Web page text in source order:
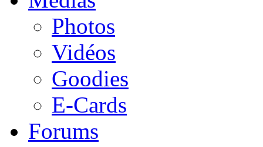
Photos
Vidéos
Goodies
E-Cards
Forums